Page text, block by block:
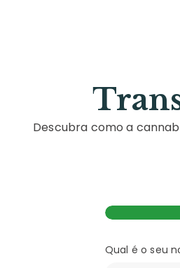
Descubra como a
Qual é o seu